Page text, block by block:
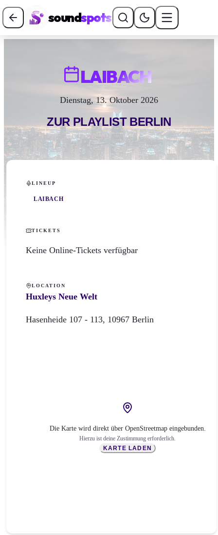
soundspots
LAIBACH
Dienstag, 13. Oktober 2026
ZUR PLAYLIST BERLIN
LINEUP
LAIBACH
TICKETS
Keine Online-Tickets verfügbar
LOCATION
Huxleys Neue Welt
Hasenheide 107 - 113, 10967 Berlin
Die Karte wird direkt über OpenStreetmap eingebunden.
Hierzu ist deine Zustimmung erforderlich.
KARTE LADEN